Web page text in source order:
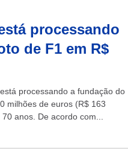
processando
de F1 em R$
processando a fundação do
milhões de euros (R$ 163
anos. De acordo com...